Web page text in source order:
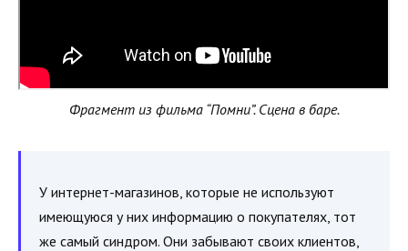
Фрагмент из фильма “Помни”. Сцена в баре.
У интернет-магазинов, которые не используют
имеющуюся у них информацию о покупателях, тот
же самый синдром. Они забывают своих клиентов,